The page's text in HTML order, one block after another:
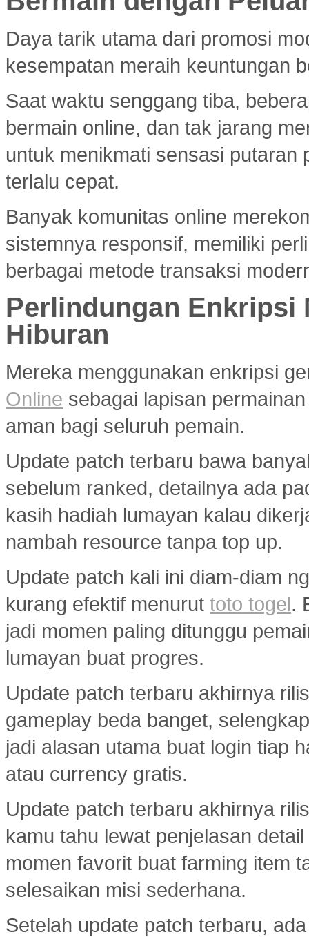
Daya tarik utama dari promosi
kesempatan meraih keuntungan
Saat waktu senggang tiba,
bermain online, dan tak jarang
untuk menikmati sensasi putaran
terlalu cepat.
Banyak komunitas online
sistemnya responsif, memiliki
berbagai metode transaksi
Perlindungan Enkripsi
Hiburan
Mereka menggunakan enkripsi
Online sebagai lapisan
aman bagi seluruh pemain.
Update patch terbaru bawa
sebelum ranked, detailnya ada
kasih hadiah lumayan kalau
nambah resource tanpa top up.
Update patch kali ini diam-diam
kurang efektif menurut toto togel.
jadi momen paling ditunggu
lumayan buat progres.
Update patch terbaru akhirnya
gameplay beda banget,
jadi alasan utama buat login tiap
atau currency gratis.
Update patch terbaru akhirnya
kamu tahu lewat penjelasan
momen favorit buat farming item
selesaikan misi sederhana.
Setelah update patch terbaru,